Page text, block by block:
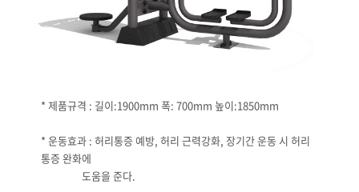
* 제품규격 : 길이:1900mm 폭: 700mm 높이:1850mm
* 운동효과 : 허리통증 예방, 허리 근력강화, 장기간 운동 시 허리
통증 완화에
도움을 준다.